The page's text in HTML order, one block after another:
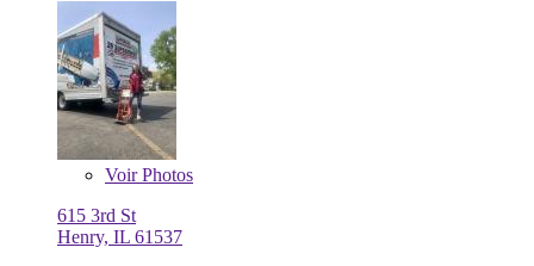
VoirPhotos
615 3rd St
Henry, IL 61537